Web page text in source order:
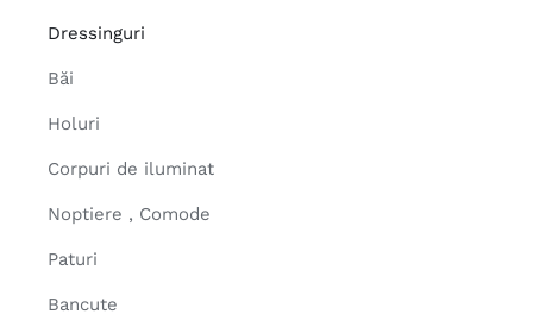
Dressinguri
Băi
Holuri
Corpuri de iluminat
Noptiere , Comode
Paturi
Bancute